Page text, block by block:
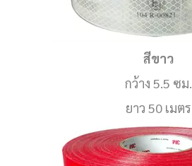
สีขาว
กว้าง 5.5 ซม.
ยาว 50 เมตร